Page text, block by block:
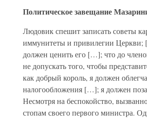
Политическое завещание
Людовик спешит записать советы
иммунитеты и привилегии Церкви;
должен ценить его […]; что до
не допускать того, чтобы
как добрый король, я должен
налогообложения […]; я должен
Несмотря на беспокойство,
стопам своего первого министра.